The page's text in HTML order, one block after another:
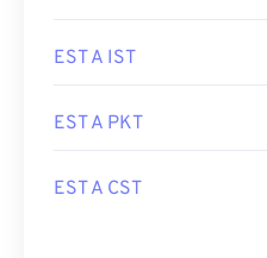
EST A IST
EST A PKT
EST A CST